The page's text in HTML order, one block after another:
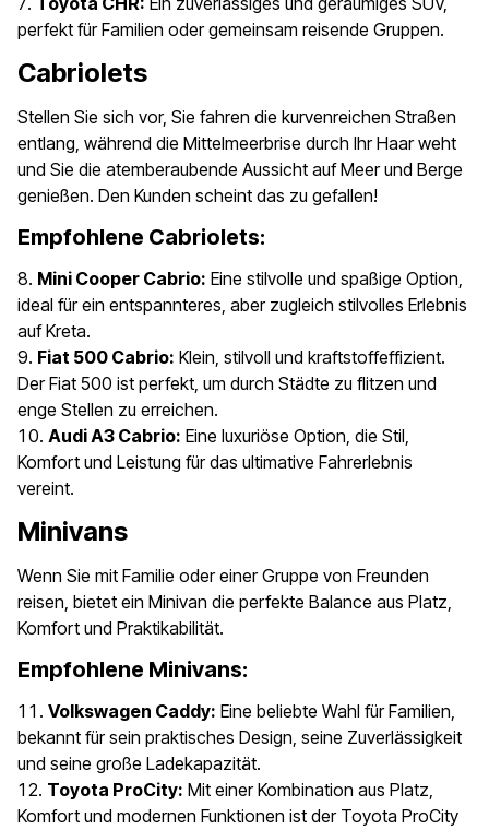
perfekt für Familien oder gemeinsam reisende Gruppen.
Cabriolets
Stellen Sie sich vor, Sie fahren die kurvenreichen Straßen
entlang, während die Mittelmeerbrise durch Ihr Haar weht
und Sie die atemberaubende Aussicht auf Meer und Berge
genießen. Den Kunden scheint das zu gefallen!
Empfohlene Cabriolets:
Mini Cooper Cabrio: Eine stilvolle und spaßige Option,
ideal für ein entspannteres, aber zugleich stilvolles Erlebnis
auf Kreta.
Fiat 500 Cabrio: Klein, stilvoll und kraftstoffeffizient.
Der Fiat 500 ist perfekt, um durch Städte zu flitzen und
enge Stellen zu erreichen.
Audi A3 Cabrio: Eine luxuriöse Option, die Stil,
Komfort und Leistung für das ultimative Fahrerlebnis
vereint.
Minivans
Wenn Sie mit Familie oder einer Gruppe von Freunden
reisen, bietet ein Minivan die perfekte Balance aus Platz,
Komfort und Praktikabilität.
Empfohlene Minivans:
Volkswagen Caddy: Eine beliebte Wahl für Familien,
bekannt für sein praktisches Design, seine Zuverlässigkeit
und seine große Ladekapazität.
Toyota ProCity: Mit einer Kombination aus Platz,
Komfort und modernen Funktionen ist der Toyota ProCity